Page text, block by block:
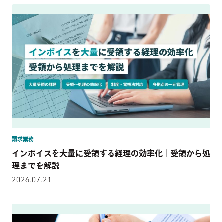
請求業務
インボイスを大量に受領する経理の効率化｜受領から処
理までを解説
2026.07.21